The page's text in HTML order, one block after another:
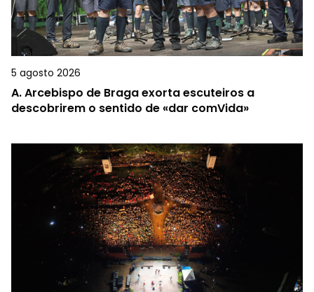
5 agosto 2026
A.Arcebispo de Braga exorta escuteiros a
descobrirem o sentido de «dar comVida»